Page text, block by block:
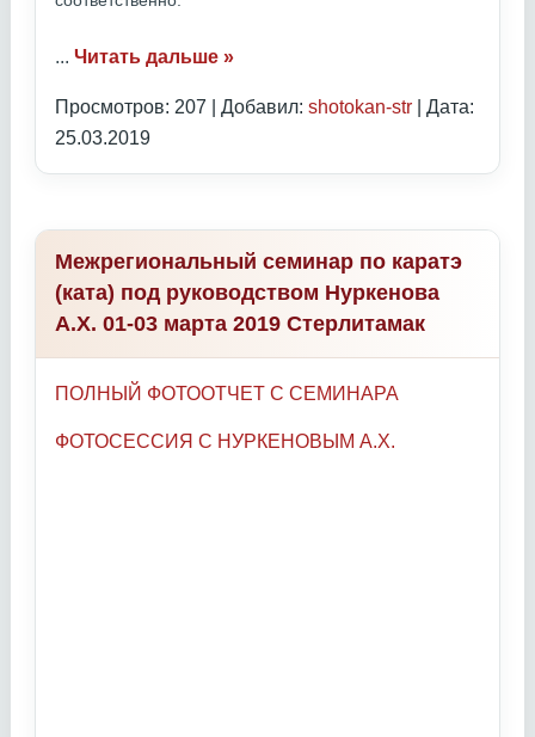
... Читать дальше »
Просмотров: 207 | Добавил: shotokan-str | Дата:
25.03.2019
Межрегиональный семинар по каратэ
(ката) под руководством Нуркенова
А.Х. 01-03 марта 2019 Стерлитамак
ПОЛНЫЙ ФОТООТЧЕТ С СЕМИНАРА
ФОТОСЕССИЯ С НУРКЕНОВЫМ А.Х.